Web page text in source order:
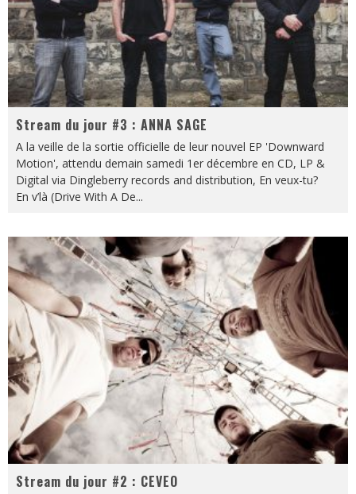
Stream du jour #3 : ANNA SAGE
A la veille de la sortie officielle de leur nouvel EP 'Downward
Motion', attendu demain samedi 1er décembre en CD, LP &
Digital via Dingleberry records and distribution, En veux-tu?
En v’là (Drive With A De...
Stream du jour #2 : CEVEO